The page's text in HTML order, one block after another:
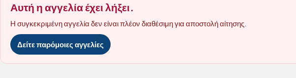
Αυτή η αγγελία έχει λήξει.
Η συγκεκριμένη αγγελία δεν είναι πλέον διαθέσιμη για αποστολή αίτησης.
Δείτε παρόμοιες αγγελίες